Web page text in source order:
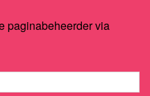
paginabeheerder via